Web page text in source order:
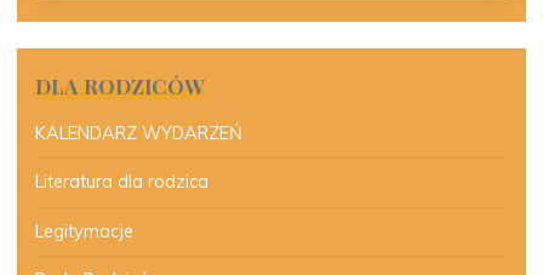
DLA RODZICÓW
KALENDARZ WYDARZEŃ
Literatura dla rodzica
Legitymacje